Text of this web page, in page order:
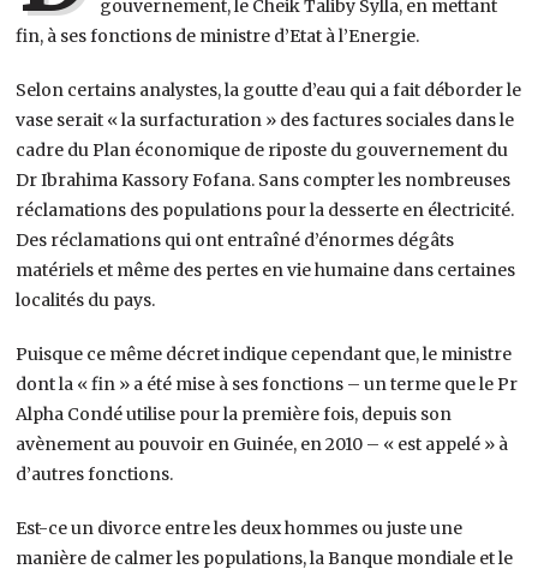
gouvernement, le Cheik Taliby Sylla, en mettant
fin, à ses fonctions de ministre d’Etat à l’Energie.
Selon certains analystes, la goutte d’eau qui a fait déborder le
vase serait « la surfacturation » des factures sociales dans le
cadre du Plan économique de riposte du gouvernement du
Dr Ibrahima Kassory Fofana. Sans compter les nombreuses
réclamations des populations pour la desserte en électricité.
Des réclamations qui ont entraîné d’énormes dégâts
matériels et même des pertes en vie humaine dans certaines
localités du pays.
Puisque ce même décret indique cependant que, le ministre
dont la « fin » a été mise à ses fonctions – un terme que le Pr
Alpha Condé utilise pour la première fois, depuis son
avènement au pouvoir en Guinée, en 2010 – « est appelé » à
d’autres fonctions.
Est-ce un divorce entre les deux hommes ou juste une
manière de calmer les populations, la Banque mondiale et le